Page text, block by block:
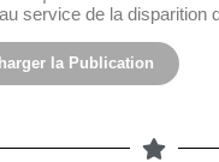
au service de la disparition
la Publication